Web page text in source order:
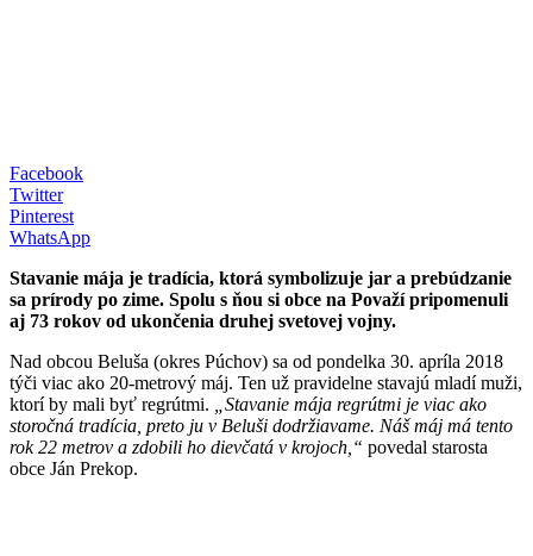
Facebook
Twitter
Pinterest
WhatsApp
Stavanie mája je tradícia, ktorá symbolizuje jar a prebúdzanie
sa prírody po zime. Spolu s ňou si obce na Považí pripomenuli
aj 73 rokov od ukončenia druhej svetovej vojny.
Nad obcou Beluša (okres Púchov) sa od pondelka 30. apríla 2018
týči viac ako 20-metrový máj. Ten už pravidelne stavajú mladí muži,
ktorí by mali byť regrútmi.
„Stavanie mája regrútmi je viac ako
storočná tradícia, preto ju v Beluši dodržiavame. Náš máj má tento
rok 22 metrov a zdobili ho dievčatá v krojoch,“ povedal starosta
obce Ján Prekop.